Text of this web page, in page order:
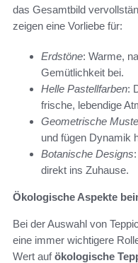
das Gesamtbild
zeigen eine Vorliebe für:
Erdstöne: Warme,
Gemütlichkeit bei.
Helle Pastellfarben:
frische, lebendige
Geometrische
und fügen Dynamik
Botanische Designs
direkt ins Zuhause.
Ökologische Aspekte
Bei der Auswahl von
eine immer wichtigere
Wert aufökologische